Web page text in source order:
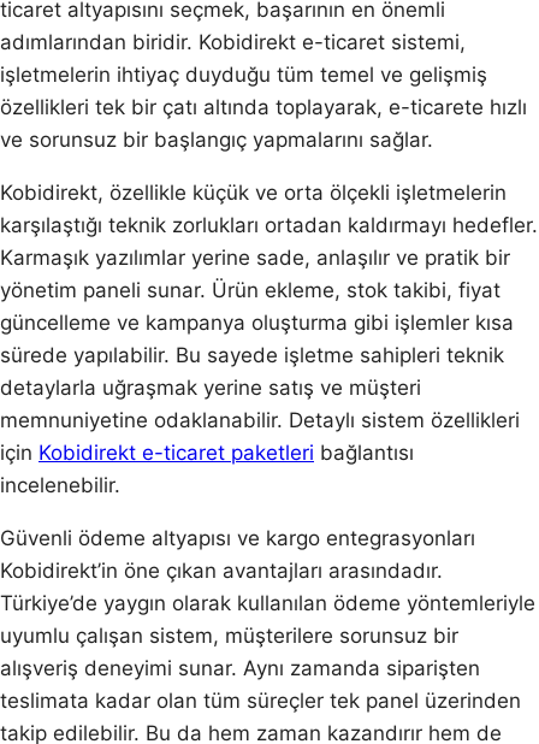
ticaret altyapısını seçmek, başarının en önemli
adımlarından biridir. Kobidirekt e-ticaret sistemi,
işletmelerin ihtiyaç duyduğu tüm temel ve gelişmiş
özellikleri tek bir çatı altında toplayarak, e-ticarete hızlı
ve sorunsuz bir başlangıç yapmalarını sağlar.
Kobidirekt, özellikle küçük ve orta ölçekli işletmelerin
karşılaştığı teknik zorlukları ortadan kaldırmayı hedefler.
Karmaşık yazılımlar yerine sade, anlaşılır ve pratik bir
yönetim paneli sunar. Ürün ekleme, stok takibi, fiyat
güncelleme ve kampanya oluşturma gibi işlemler kısa
sürede yapılabilir. Bu sayede işletme sahipleri teknik
detaylarla uğraşmak yerine satış ve müşteri
memnuniyetine odaklanabilir. Detaylı sistem özellikleri
için Kobidirekt e-ticaret paketleri bağlantısı
incelenebilir.
Güvenli ödeme altyapısı ve kargo entegrasyonları
Kobidirekt’in öne çıkan avantajları arasındadır.
Türkiye’de yaygın olarak kullanılan ödeme yöntemleriyle
uyumlu çalışan sistem, müşterilere sorunsuz bir
alışveriş deneyimi sunar. Aynı zamanda siparişten
teslimata kadar olan tüm süreçler tek panel üzerinden
takip edilebilir. Bu da hem zaman kazandırır hem de